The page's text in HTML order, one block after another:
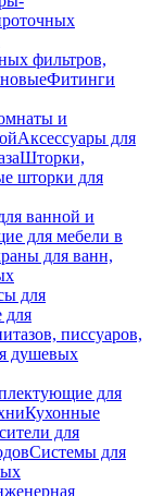
фильтров,
Фитинги
и
Аксессуары для
Шторки,
шторки для
ванной и
для мебели в
для ванн,
для
для
писсуаров,
душевых
для
Кухонные
для
Системы для